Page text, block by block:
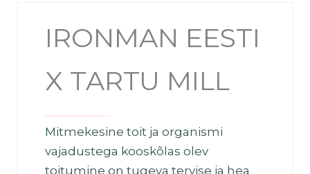
IRONMAN EESTI
X TARTU MILL
Mitmekesine toit ja organismi
vajadustega kooskõlas olev
toitumine on tugeva tervise ja hea